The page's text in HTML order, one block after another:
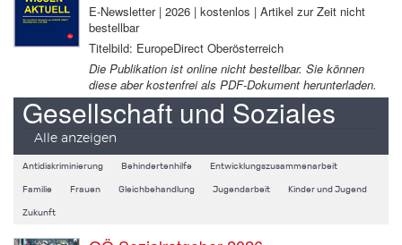
E-Newsletter | 2026 | kostenlos | Artikel zur Zeit nicht
bestellbar
Titelbild: EuropeDirect Oberösterreich
Die Publikation ist online nicht bestellbar. Sie können
diese aber kostenfrei als PDF-Dokument herunterladen.
Gesellschaft und Soziales
Alle anzeigen
Antidiskriminierung Behindertenhilfe Entwicklungszusammenarbeit
Familie Frauen Gleichbehandlung Jugendarbeit Kinder und Jugend
Zukunft